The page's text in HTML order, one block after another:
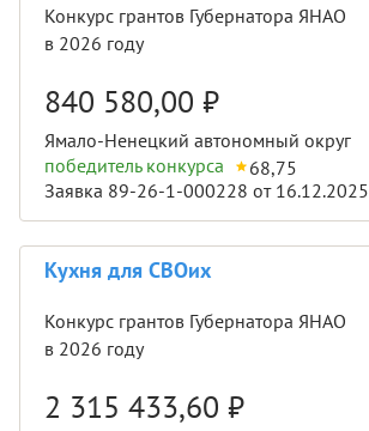
Конкурс грантов Губернатора ЯНАО
в 2026 году
840 580,00 ₽
Ямало-Ненецкий автономный округ
победитель конкурса
68,75
Заявка 89-26-1-000228 от 16.12.2025
Кухня для СВОих
Конкурс грантов Губернатора ЯНАО
в 2026 году
2 315 433,60 ₽